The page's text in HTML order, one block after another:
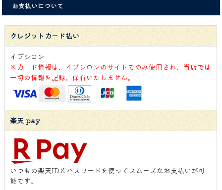
お支払いについて
クレジットカード払い
イプシロン
※カード情報は、イプシロンのサイトでのみ使用され、当店では
一切の情報を記録、保有いたしません。
楽天 pay
いつもの楽天IDとパスワードを使ってスムーズなお支払いが可
能です。